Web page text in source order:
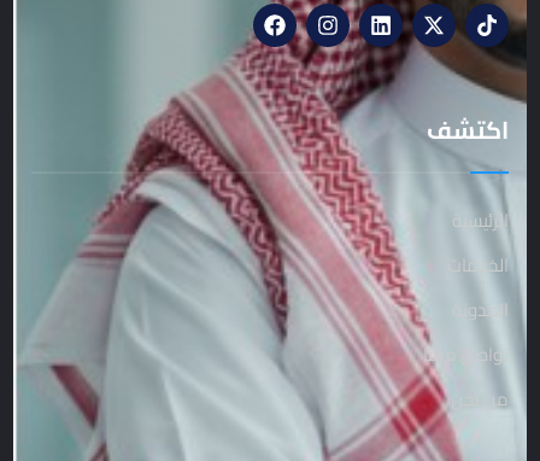
اكتشف
الرئيسية
الخدمات
المدونة
تواصل معنا
من نحن